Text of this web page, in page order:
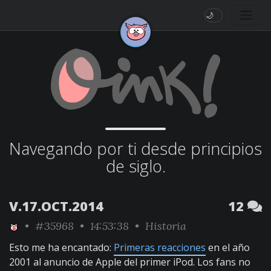
🌙
Navegando por ti desde principios
de siglo.
V.17.OCT.2014 12
• #35968 • 14:53:38 • Historia
Esto me ha encantado: Primeras reacciones en el año
2001 al anuncio de Apple del primer iPod. Los fans no